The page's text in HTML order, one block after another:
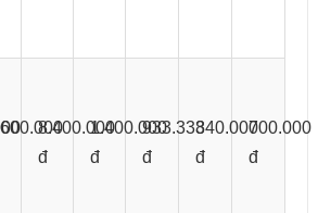
8.400.000
đ
1.400.000
đ
933.333
đ
840.000
đ
700.000
đ